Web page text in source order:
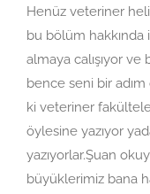
Henüz veteriner
bu bölüm hakkında
almaya calışıyor
bence seni bir
ki veteriner
öylesine yazıyor
yazıyorlar.Şuan
büyüklerimiz bana